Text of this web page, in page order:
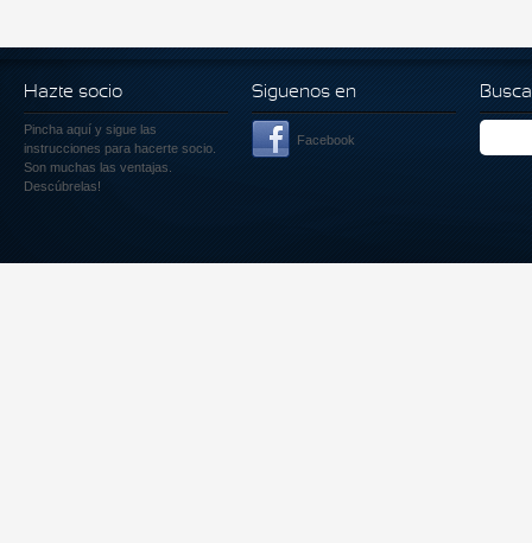
Hazte socio
Pincha aquí y sigue las
instrucciones para hacerte socio.
Son muchas las ventajas.
Descúbrelas!
Siguenos en
Facebook